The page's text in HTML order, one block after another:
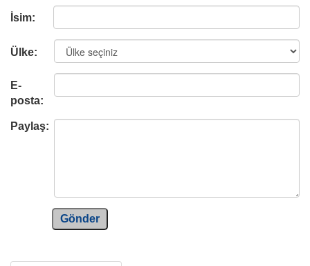
İsim:
Ülke:
E-
posta:
Paylaş:
Gönder